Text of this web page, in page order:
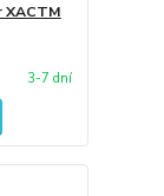
3-7 dní